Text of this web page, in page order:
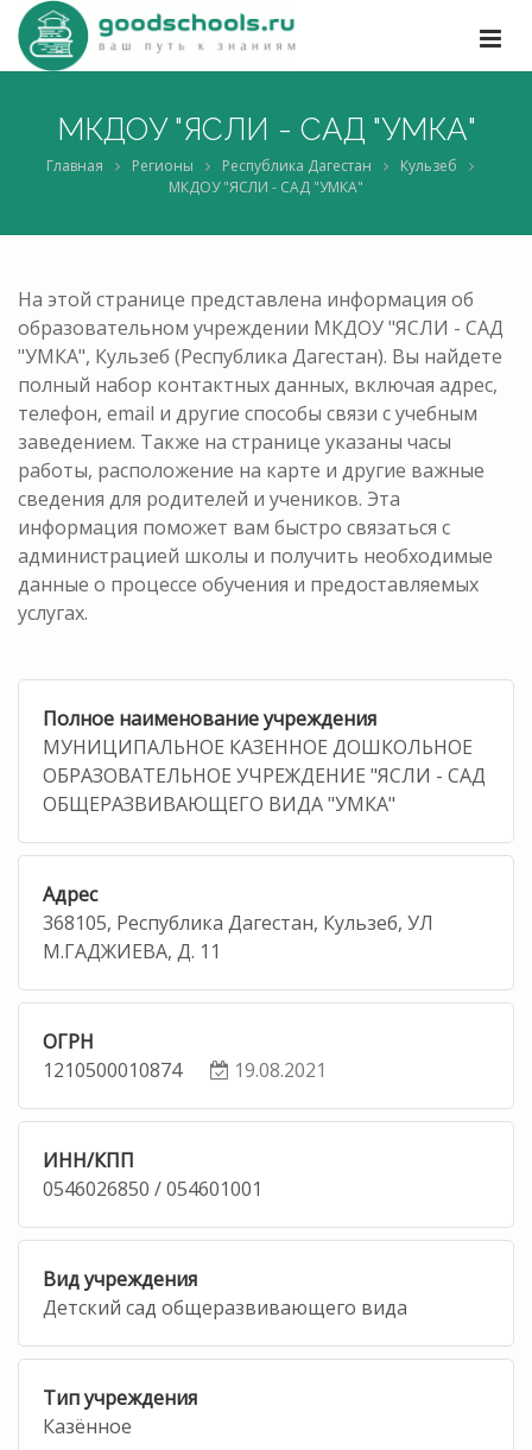
МКДОУ "ЯСЛИ - САД "УМКА"
Главная Регионы Республика Дагестан
Кульзеб
МКДОУ "ЯСЛИ - САД "УМКА"
На этой странице представлена информация об
образовательном учреждении МКДОУ "ЯСЛИ - САД
"УМКА", Кульзеб (Республика Дагестан). Вы найдете
полный набор контактных данных, включая адрес,
телефон, email и другие способы связи с учебным
заведением. Также на странице указаны часы
работы, расположение на карте и другие важные
сведения для родителей и учеников. Эта
информация поможет вам быстро связаться с
администрацией школы и получить необходимые
данные о процессе обучения и предоставляемых
услугах.
Полное наименование учреждения
МУНИЦИПАЛЬНОЕ КАЗЕННОЕ ДОШКОЛЬНОЕ
ОБРАЗОВАТЕЛЬНОЕ УЧРЕЖДЕНИЕ "ЯСЛИ - САД
ОБЩЕРАЗВИВАЮЩЕГО ВИДА "УМКА"
Адрес
368105, Республика Дагестан, Кульзеб, УЛ
М.ГАДЖИЕВА, Д. 11
ОГРН
1210500010874
19.08.2021
ИНН/КПП
0546026850 / 054601001
Вид учреждения
Детский сад общеразвивающего вида
Тип учреждения
Казённое